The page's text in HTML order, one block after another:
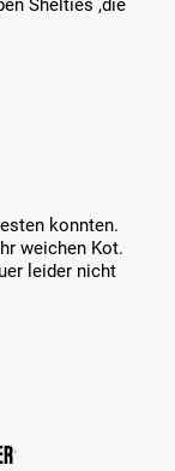
Shelties ,die
konnten.
weichen Kot.
leider nicht